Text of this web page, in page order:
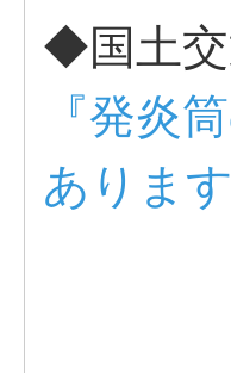
◆国土交
『発炎
ありま